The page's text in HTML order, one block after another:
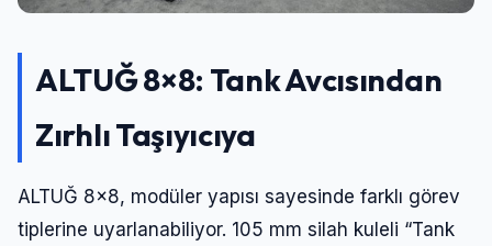
ALTUĞ 8×8: Tank Avcısından
Zırhlı Taşıyıcıya
ALTUĞ 8×8, modüler yapısı sayesinde farklı görev
tiplerine uyarlanabiliyor. 105 mm silah kuleli “Tank
Giriş Yap